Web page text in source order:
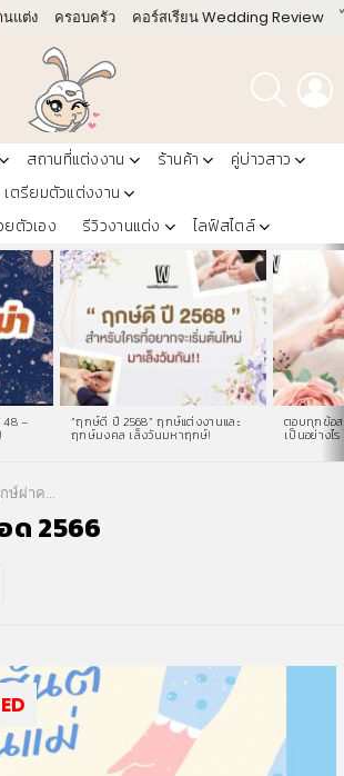
นแต่ง ครอบครัว คอร์สเรียน Wedding Review
ค้นหา
สถานที่แต่งงาน ร้านค้า
คู่บ่าวสาว
เตรียมตัวแต่งงาน
ตัวเอง
รีวิวงานแต่ง ไลฟ์สไตล์
48 – “ฤกษ์ดี ปี 2568” ฤกษ์แต่งงานและ
ฤกษ์มงคล เล็งวันมหาฤกษ์!
ตอบทุกข้อส
เป็นอย่างไร
อด 2566
ด 2566